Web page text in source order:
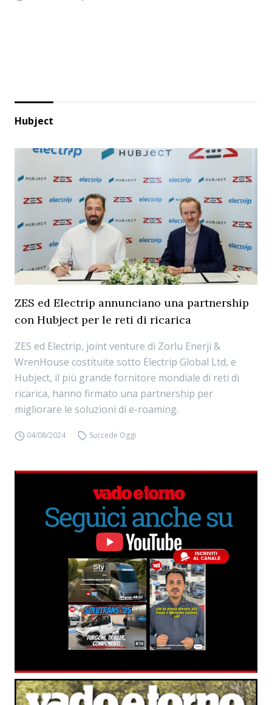
Hubject
ZES ed Electrip annunciano una partnership
con Hubject per le reti di ricarica
ZES ed Electrip, joint venture di Zorlu Enerji &
WrenHouse costituite sotto Electrip Global Ltd, e
Hubject, il più grande fornitore mondiale di reti di
ricarica, hanno firmato una partnership per
migliorare le soluzioni di e-roaming.
04/08/2024 Succede Oggi